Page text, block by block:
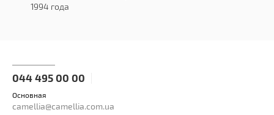
1994 года
044 495 00 00
Основная
camellia@camellia.com.ua